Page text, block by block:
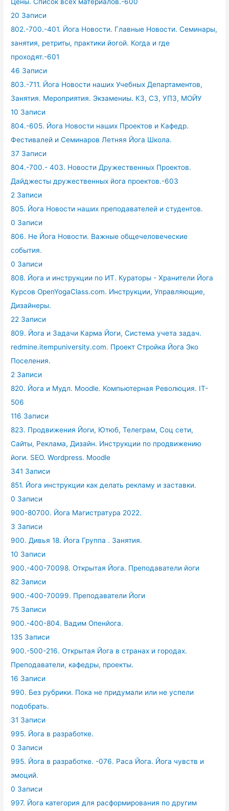
Цены. Список всех материалов.-600
20 Записи
802.-700.-401. Йога Новости. Главные Новости. Семинары,
занятия, ретриты, практики йогой. Когда и где
проходят.-601
46 Записи
803.-711. Йога Новости наших Учебных Департаментов,
Занятия. Мероприятия. Экзамениы. КЗ, СЗ, УПЗ, МОЙУ
10 Записи
804.-605. Йога Новости наших Проектов и Кафедр.
Фестивалей и Семинаров Летняя Йога Школа.
37 Записи
804.-700.- 403. Новости Дружественных Проектов.
Дайджесты дружественных йога проектов.-603
2 Записи
805. Йога Новости наших преподавателей и студентов.
0 Записи
806. Не Йога Новости. Важные общечеловеческие
события.
0 Записи
808. Йога и инструкции по ИТ. Кураторы - Хранители Йога
Курсов OpenYogaClass.com. Инструкции, Управляющие,
Дизайнеры.
22 Записи
809. Йога и Задачи Карма Йоги, Система учета задач.
redmine.itempuniversity.com. Проект Стройка Йога Эко
Поселения.
2 Записи
820. Йога и Мудл. Moodle. Компьютерная Революция. IT-
506
116 Записи
823. Продвижения Йоги, Ютюб, Телеграм, Соц сети,
Сайты, Реклама, Дизайн. Инструкции по продвижению
йоги. SEO. Wordpress. Moodle
341 Записи
851. Йога инструкции как делать рекламу и заставки.
0 Записи
900-80700. Йога Магистратура 2022.
3 Записи
900. Дивья 18. Йога Группа . Занятия.
10 Записи
900.-400-70098. Открытая Йога. Преподаватели йоги
82 Записи
900.-400-70099. Преподаватели Йоги
75 Записи
900.-400-804. Вадим Опенйога.
135 Записи
900.-500-216. Открытая Йога в странах и городах.
Преподаватели, кафедры, проекты.
16 Записи
990. Без рубрики. Пока не придумали или не успели
подобрать.
31 Записи
995. Йога в разработке.
0 Записи
995. Йога в разработке. -076. Раса Йога. Йога чувств и
эмоций.
0 Записи
997. Йога категория для расформирования по другим